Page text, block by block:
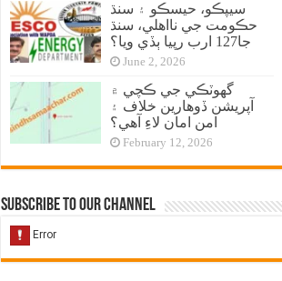
سيپڪو، حيسڪو ۽ سنڌ
حڪومت جي نااهلي، سنڌ
جا127 ارب رپيا ٻڏي ويا؟
June 2, 2026
گهوٽڪي جي ڪچي ۾
آپريشن ڏوهارين خلاف ۽
امن امان لاءِ آهي؟
February 12, 2026
Subscribe to our Channel